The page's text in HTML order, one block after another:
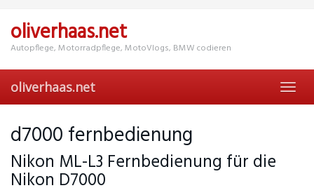
main
content
oliverhaas.net
Autopflege, Motorradpflege, MotoVlogs, BMW codieren
oliverhaas.net
d7000 fernbedienung
Nikon ML-L3 Fernbedienung für die
Nikon D7000